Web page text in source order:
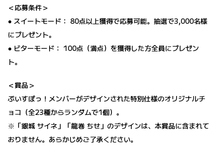
＜応募条件＞
● スイートモード： 80点以上獲得で応募可能。抽選で3,000名様
にプレゼント。
● ビターモード： 100点（満点）を獲得した方全員にプレゼン
ト。
＜賞品＞
ぶいすぽっ！メンバーがデザインされた特別仕様のオリジナルチ
ョコ（全23種からランダムで1個）。
※「銀城 サイネ」「龍巻 ちせ」のデザインは、本賞品に含まれて
おりません。あらかじめご了承ください。